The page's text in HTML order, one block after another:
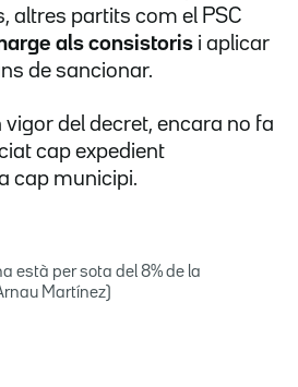
altres partits com el PSC
als consistoris i aplicar
de sancionar.
vigor del decret, encara no fa
cap expedient
cap municipi.
està per sota del 8% de la
Martínez)